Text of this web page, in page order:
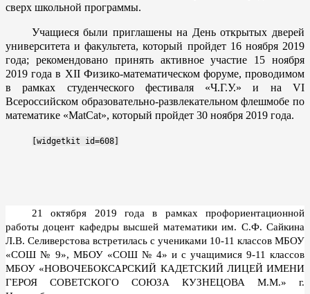
сверх школьной программы.
Учащиеся были приглашены на День открытых дверей
университета и факультета, который пройдет 16 ноября 2019
года; рекомендовано принять активное участие 15 ноября
2019 года в XII Физико-математическом форуме, проводимом
в рамках студенческого фестиваля «Ч.Г.У.» и на VI
Всероссийском образовательно-развлекательном флешмобе по
математике «MatCat», который пройдет 30 ноября 2019 года.
[widgetkit id=608]
21 октября 2019 года в рамках профориентационной
работы доцент кафедры высшей математики им. С.Ф. Сайкина
Л.В. Селиверстова встретилась с учениками 10-11 классов МБОУ
«СОШ № 9», МБОУ «СОШ № 4» и с учащимися 9-11 классов
МБОУ «НОВОЧЕБОКСАРСКИЙ КАДЕТСКИЙ ЛИЦЕЙ ИМЕНИ
ГЕРОЯ СОВЕТСКОГО СОЮЗА КУЗНЕЦОВА М.М.» г.